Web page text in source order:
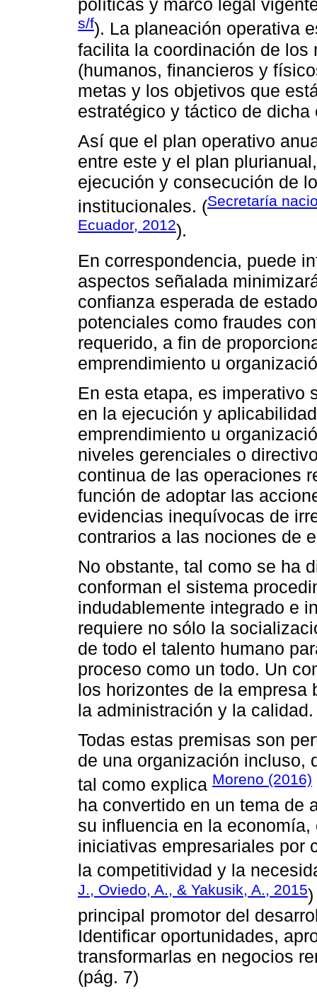
políticas y marco legal
s/f). La planeación operativa
facilita la coordinación de los
(humanos, financieros y
metas y los objetivos que
estratégico y táctico de dicha
Así que el plan operativo
entre este y el plan
ejecución y consecución de
institucionales. (Secretaría
Ecuador, 2012).
En correspondencia, puede
aspectos señalada
confianza esperada de
potenciales como fraudes
requerido, a fin de
emprendimiento u
En esta etapa, es imperativo
en la ejecución y
emprendimiento u
niveles gerenciales o
continua de las operaciones
función de adoptar las
evidencias inequívocas de
contrarios a las nociones de
No obstante, tal como se ha
conforman el sistema
indudablemente integrado e
requiere no sólo la
de todo el talento humano
proceso como un todo. Un
los horizontes de la empresa
la administración y la calidad.
Todas estas premisas son
de una organización incluso,
tal como explica Moreno (2016)
ha convertido en un tema de
su influencia en la
iniciativas empresariales por
la competitividad y la
J., Oviedo, A., & Yakusik, A., 2015
principal promotor del
Identificar oportunidades,
transformarlas en negocios
(pág. 7)